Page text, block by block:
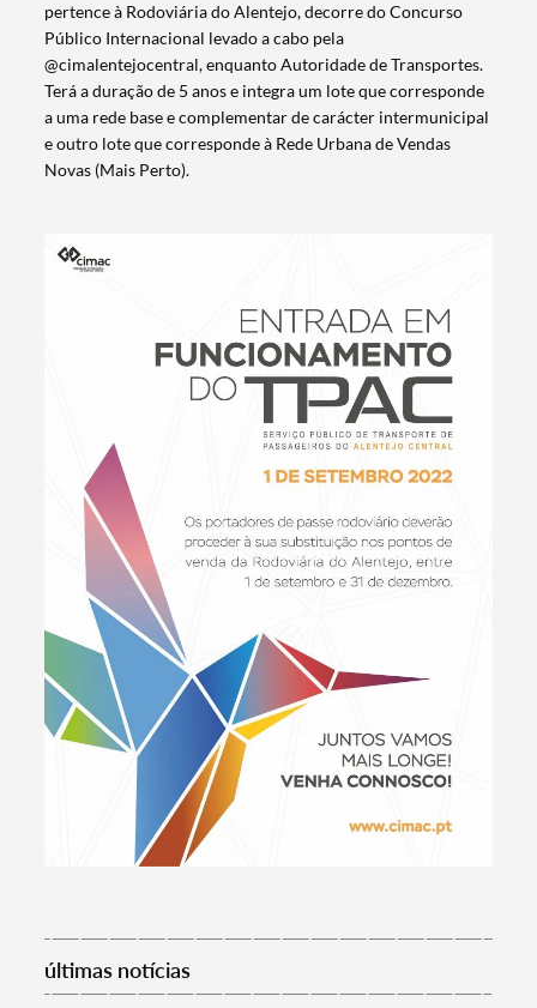
Termo de Pesquisa
Categorias gerais
Filtros
pertence à Rodoviária do Alentejo, decorre do Concurso
Público Internacional levado a cabo pela
@cimalentejocentral, enquanto Autoridade de Transportes.
Terá a duração de 5 anos e integra um lote que corresponde
a uma rede base e complementar de carácter intermunicipal
e outro lote que corresponde à Rede Urbana de Vendas
Novas (Mais Perto).
últimas notícias